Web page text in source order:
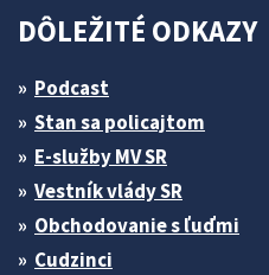
DÔLEŽITÉ ODKAZY
Podcast
Stan sa policajtom
E-služby MV SR
Vestník vlády SR
Obchodovanie s ľuďmi
Cudzinci